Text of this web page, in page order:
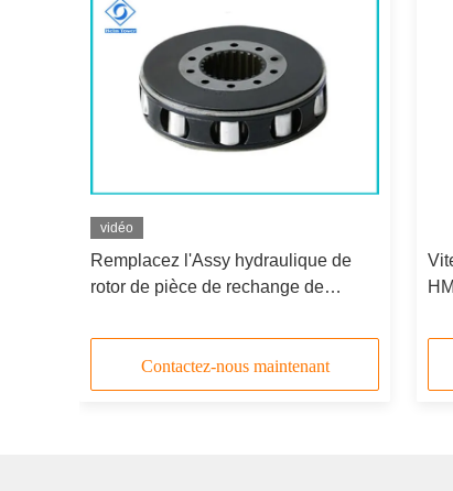
vidéo
Remplacez l'Assy hydraulique de
rotor de pièce de rechange de
groupe de Rotory
Contactez-nous maintenant